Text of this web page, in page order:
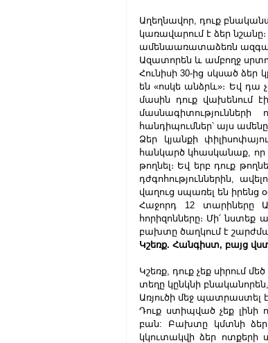
Աղեղնավոր, դուք
կառավարում է ձեր
ամենաառատաձեռն
Ազատորեն և ամբողջ
Հունիսի 30-ից սկսած ձեր
են «ոսկե անձրև»։ Եվ դա
մասին դուք վախենում
մասնագիտությունների
հանդիպումներ՝ այս
Ձեր կյանքի
հանկարծ կհասկանաք, որ
թողնել։ Եվ երբ դուք
դժգոհություններին,
վաղուց սպառել են իրենց
Հաջորդ 12 տարիները
հորիզոնները։ Մի՛
բախտը ծաղկում է
Կշեռք. Հանգիստ, բայց
Կշեռք, դուք չեք սիրում
տեղը կընկնի
Առյուծի մեջ պատրաստել
Դուք ստիպված չեք լինի
բան: Բախտը կմտնի ձեր
կկուտակվի ձեր